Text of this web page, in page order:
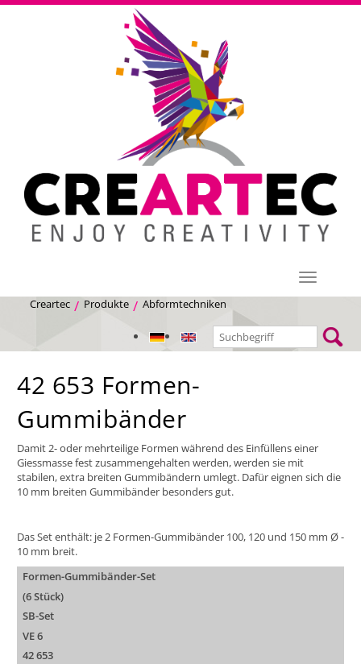
Menü
Creartec Produkte Abformtechniken
42 653 Formen-
Gummibänder
Damit 2- oder mehrteilige Formen während des Einfüllens einer
Giessmasse fest zusammengehalten werden, werden sie mit
stabilen, extra breiten Gummibändern umlegt. Dafür eignen sich die
10 mm breiten Gummibänder besonders gut.
Das Set enthält: je 2 Formen-Gummibänder 100, 120 und 150 mm Ø -
10 mm breit.
Formen-Gummibänder-Set
(6 Stück)
SB-Set
VE 6
42 653